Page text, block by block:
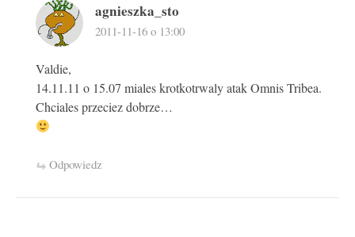
agnieszka_sto
2011-11-16 o 13:00
Valdie,
14.11.11 o 15.07 miales krotkotrwaly atak Omnis Tribea.
Chciales przeciez dobrze…
Odpowiedz